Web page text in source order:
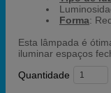
Forma:
Esta lâmpada é
iluminar espaços
Quantidade